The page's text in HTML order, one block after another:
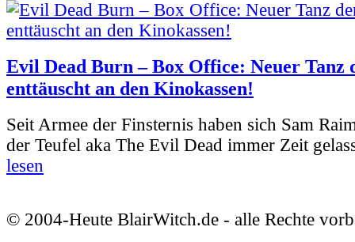
Evil Dead Burn – Box Office: Neuer Tanz
enttäuscht an den Kinokassen!
Seit Armee der Finsternis haben sich Sam
der Teufel aka The Evil Dead immer Zeit
lesen
© 2004-Heute BlairWitch.de - alle Rechte